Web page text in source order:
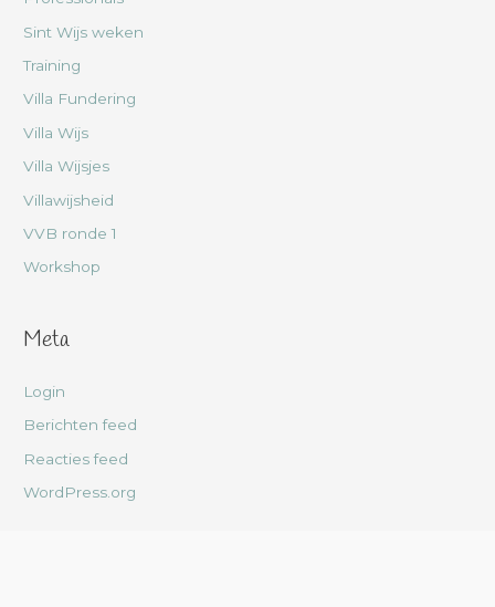
Sint Wijs weken
Training
Villa Fundering
Villa Wijs
Villa Wijsjes
Villawijsheid
VVB ronde 1
Workshop
Meta
Login
Berichten feed
Reacties feed
WordPress.org